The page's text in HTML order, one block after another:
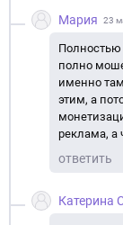
Мария 23
Полностью
полно
именно
этим, а
реклама, а
ответить
Катерина